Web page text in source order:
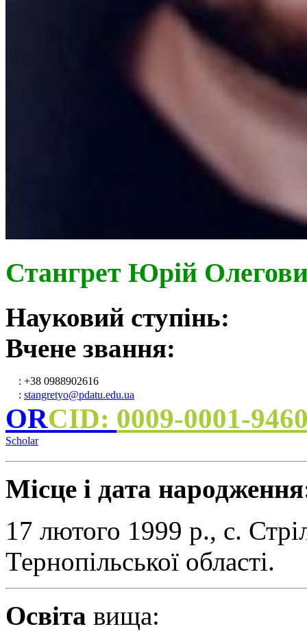
Стангрет Юрій
Науковий ступінь:
Вчене звання:
: +38 0988902616
: stangretyo@pdatu.edu.ua
ORCID: 0009-0001-
Scholar
Місце і дата
17 лютого 1999 р., с.
Тернопільської області.
Освіта вища: